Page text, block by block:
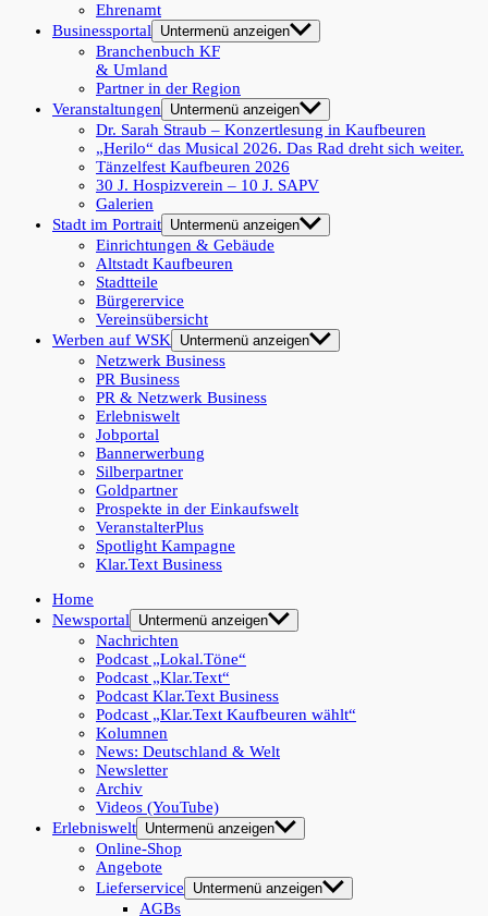
Ehrenamt
Businessportal
Untermenü anzeigen
Branchenbuch KF
& Umland
Partner in der Region
Veranstaltungen
Untermenü anzeigen
Dr. Sarah Straub – Konzertlesung in Kaufbeuren
„Herilo“ das Musical 2026. Das Rad dreht sich weiter.
Tänzelfest Kaufbeuren 2026
30 J. Hospizverein – 10 J. SAPV
Galerien
Stadt im Portrait Untermenü anzeigen
Einrichtungen & Gebäude
Altstadt Kaufbeuren
Stadtteile
Bürgerervice
Vereinsübersicht
Werben auf WSK
Untermenü anzeigen
Netzwerk Business
PR Business
PR & Netzwerk Business
Erlebniswelt
Jobportal
Bannerwerbung
Silberpartner
Goldpartner
Prospekte in der Einkaufswelt
VeranstalterPlus
Spotlight Kampagne
Klar.Text Business
Home
Newsportal
Untermenü anzeigen
Nachrichten
Podcast „Lokal.Töne“
Podcast „Klar.Text“
Podcast Klar.Text Business
Podcast „Klar.Text Kaufbeuren wählt“
Kolumnen
News: Deutschland & Welt
Newsletter
Archiv
Videos (YouTube)
Erlebniswelt Untermenü anzeigen
Online-Shop
Angebote
Lieferservice
Untermenü anzeigen
AGBs